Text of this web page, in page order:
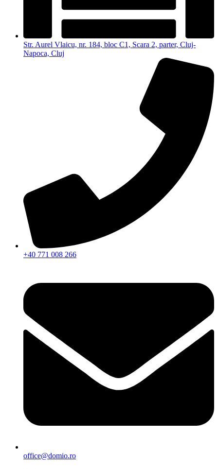
Str. Aurel Vlaicu, nr. 184, bloc C1, Scara 2, parter, Cluj-
Napoca, Cluj
+40 771 008 266
office@domio.ro